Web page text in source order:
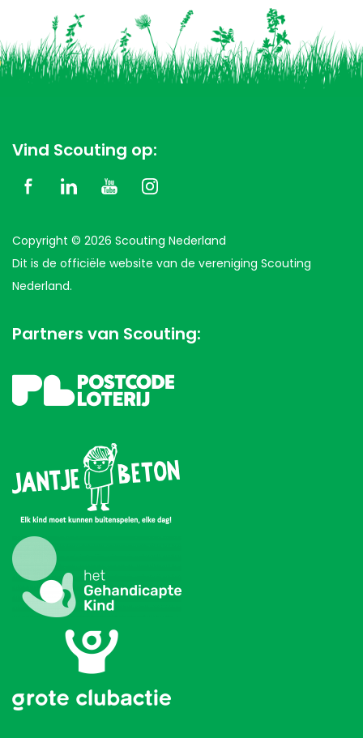
Vind Scouting op:
Copyright © 2026 Scouting Nederland
Dit is de officiële website van de vereniging Scouting
Nederland.
Partners van Scouting: